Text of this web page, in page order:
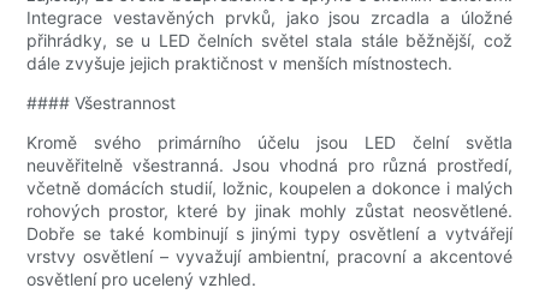
Integrace vestavěných prvků, jako jsou zrcadla a úložné
přihrádky, se u LED čelních světel stala stále běžnější, což
dále zvyšuje jejich praktičnost v menších místnostech.
#### Všestrannost
Kromě svého primárního účelu jsou LED čelní světla
neuvěřitelně všestranná. Jsou vhodná pro různá prostředí,
včetně domácích studií, ložnic, koupelen a dokonce i malých
rohových prostor, které by jinak mohly zůstat neosvětlené.
Dobře se také kombinují s jinými typy osvětlení a vytvářejí
vrstvy osvětlení – vyvažují ambientní, pracovní a akcentové
osvětlení pro ucelený vzhled.